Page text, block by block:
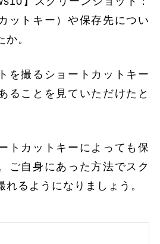
ットキー）や保存先につい
。
を撮るショートカットキー
ることを見ていただけたと
トカットキーによっても保
ご自身にあった方法でスク
れるようになりましょう。